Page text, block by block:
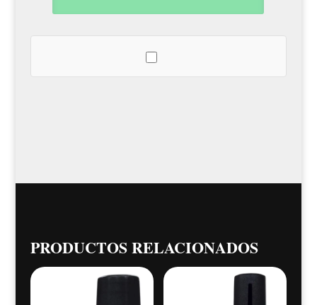
niquel
dorados
PRODUCTOS RELACIONADOS